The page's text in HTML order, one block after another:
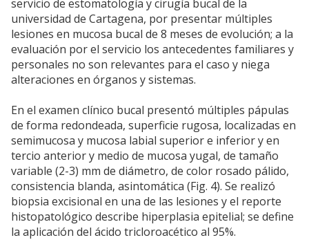
servicio de estomatología y cirugía bucal de la
universidad de Cartagena, por presentar múltiples
lesiones en mucosa bucal de 8 meses de evolución; a la
evaluación por el servicio los antecedentes familiares y
personales no son relevantes para el caso y niega
alteraciones en órganos y sistemas.
En el examen clínico bucal presentó múltiples pápulas
de forma redondeada, superficie rugosa, localizadas en
semimucosa y mucosa labial superior e inferior y en
tercio anterior y medio de mucosa yugal, de tamaño
variable (2-3) mm de diámetro, de color rosado pálido,
consistencia blanda, asintomática (Fig. 4). Se realizó
biopsia excisional en una de las lesiones y el reporte
histopatológico describe hiperplasia epitelial; se define
la aplicación del ácido tricloroacético al 95%.